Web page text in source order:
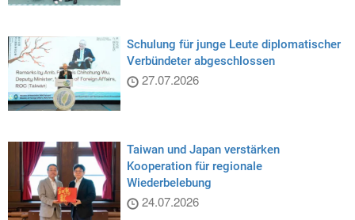
Schulung für junge Leute diplomatischer
Verbündeter abgeschlossen
27.07.2026
Taiwan und Japan verstärken
Kooperation für regionale
Wiederbelebung
24.07.2026